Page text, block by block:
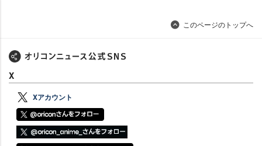
このページのトップへ
X
Xアカウント